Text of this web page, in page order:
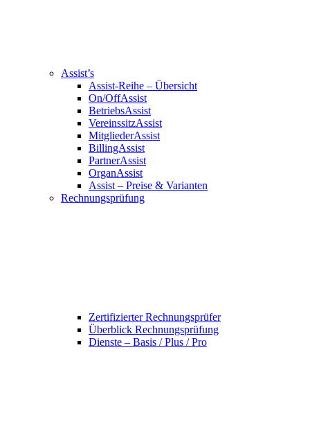
Assist’s
Assist-Reihe – Übersicht
On/OffAssist
BetriebsAssist
VereinssitzAssist
MitgliederAssist
BillingAssist
PartnerAssist
OrganAssist
Assist – Preise & Varianten
Rechnungsprüfung
Zertifizierter Rechnungsprüfer
Überblick Rechnungsprüfung
Dienste – Basis / Plus / Pro